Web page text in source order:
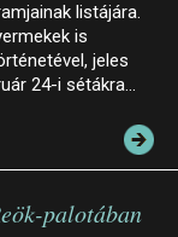
listájára.
is
jeles
24-i sétákra…
palotában